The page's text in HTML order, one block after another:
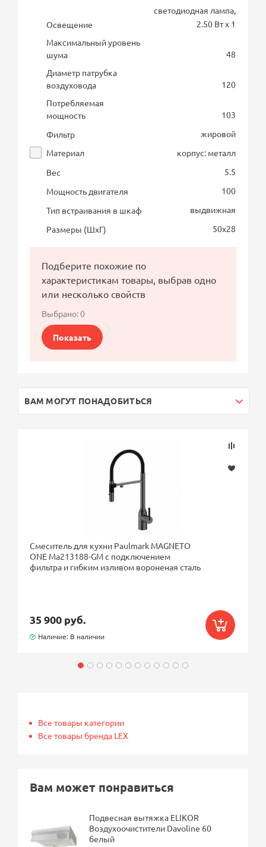
Освещение
светодиодная лампа,
2.50 Вт х 1
Максимальный уровень
шума
48
Диаметр патрубка
воздуховода
120
Потребляемая
мощность
103
Фильтр
жировой
Материал
корпус: металл
Вес
5.5
Мощность двигателя
100
Тип встраивания в шкаф
выдвижная
Размеры (ШхГ)
50х28
Подберите похожие по
характеристикам товары, выбрав одно
или несколько свойств
Выбрано:0
Показать
ВАМ МОГУТ ПОНАДОБИТЬСЯ
Смеситель для кухни Paulmark MAGNETO
ONE Ma213188-GM с подключением
фильтра и гибким изливом вороненая сталь
35 900 руб.
Наличие: В наличии
Все товары категории
Все товары бренда LEX
Вам может понравиться
Подвесная вытяжка ELIKOR
Воздухоочистители Davoline 60
белый